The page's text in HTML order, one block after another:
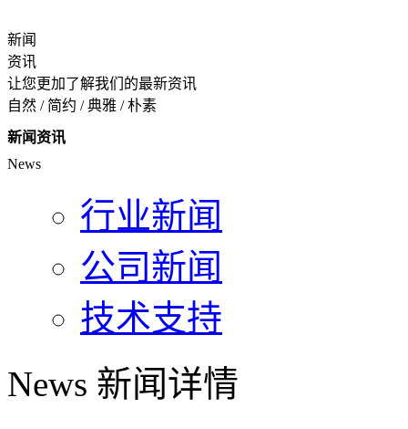
新闻
资讯
让您更加了解我们的最新资讯
自然 / 简约 / 典雅 / 朴素
新闻资讯
News
行业新闻
公司新闻
技术支持
News 新闻详情